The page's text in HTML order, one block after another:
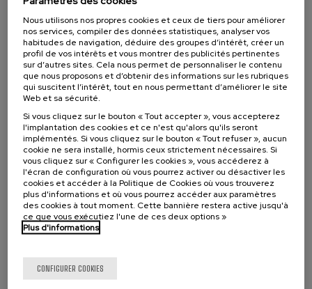
10 h. Basque .
À PARTIR DE12 €
Dernières
places
Gratuit
Date
passée
Liste
d'attente
Période
d'inscription
terminée
DROIT HISTOIRE COURS D'ÉTÉ
Zuzenbide Piriniarra Bizkaian, nortasuna
eta etorkizuna
Nous utilisons nos propres cookies et ceux de tiers pour améliorer
nos services, compiler des données statistiques, analyser vos
habitudes de navigation, déduire des groupes d’intérêt, créer un
profil de vos intérêts et vous montrer des publicités pertinentes
sur d’autres sites. Cela nous permet de personnaliser le contenu
que nous proposons et d’obtenir des informations sur les rubriques
qui suscitent l’intérêt, tout en nous permettant d’améliorer le site
Web et sa sécurité.
Si vous cliquez sur le bouton « Tout accepter », vous accepterez
l'implantation des cookies et ce n'est qu'alors qu'ils seront
implémentés. Si vous cliquez sur le bouton « Tout refuser », aucun
cookie ne sera installé, hormis ceux strictement nécessaires. Si
vous cliquez sur « Configurer les cookies », vous accéderez à
l'écran de configuration où vous pourrez activer ou désactiver les
cookies et accéder à la Politique de Cookies où vous trouverez
plus d'informations et où vous pourrez accéder aux paramètres
des cookies à tout moment. Cette bannière restera active jusqu'à
ce que vous exécutiez l'une de ces deux options »
Plus d'informations
CONFIGURER COOKIES